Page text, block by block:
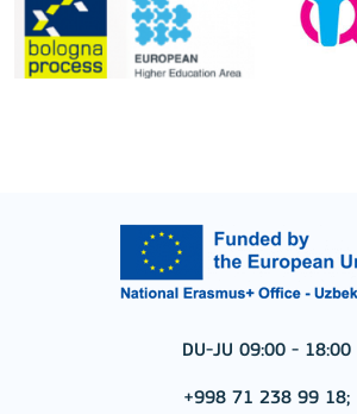
DU-JU 09:00 - 18:00
+998 71 238 99 18;